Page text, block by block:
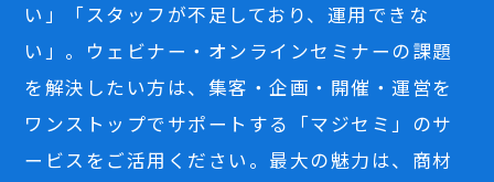
い」「スタッフが不足しており、運用できな
い」。ウェビナー・オンラインセミナーの課題
を解決したい方は、集客・企画・開催・運営を
ワンストップでサポートする「マジセミ」のサ
ービスをご活用ください。最大の魅力は、商材